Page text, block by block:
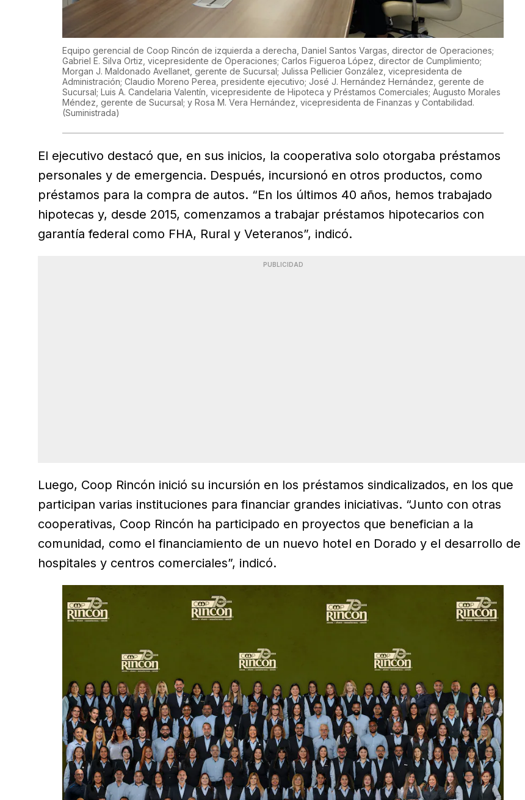
Equipo gerencial de Coop Rincón de izquierda a derecha, Daniel Santos Vargas, director de Operaciones;
Gabriel E. Silva Ortiz, vicepresidente de Operaciones; Carlos Figueroa López, director de Cumplimiento;
Morgan J. Maldonado Avellanet, gerente de Sucursal; Julissa Pellicier González, vicepresidenta de
Administración; Claudio Moreno Perea, presidente ejecutivo; José J. Hernández Hernández, gerente de
Sucursal; Luis A. Candelaria Valentín, vicepresidente de Hipoteca y Préstamos Comerciales; Augusto Morales
Méndez, gerente de Sucursal; y Rosa M. Vera Hernández, vicepresidenta de Finanzas y Contabilidad.
(Suministrada)
El ejecutivo destacó que, en sus inicios, la cooperativa solo otorgaba préstamos
personales y de emergencia. Después, incursionó en otros productos, como
préstamos para la compra de autos. “En los últimos 40 años, hemos trabajado
hipotecas y, desde 2015, comenzamos a trabajar préstamos hipotecarios con
garantía federal como FHA, Rural y Veteranos”, indicó.
PUBLICIDAD
Luego, Coop Rincón inició su incursión en los préstamos sindicalizados, en los que
participan varias instituciones para financiar grandes iniciativas. “Junto con otras
cooperativas, Coop Rincón ha participado en proyectos que benefician a la
comunidad, como el financiamiento de un nuevo hotel en Dorado y el desarrollo de
hospitales y centros comerciales”, indicó.